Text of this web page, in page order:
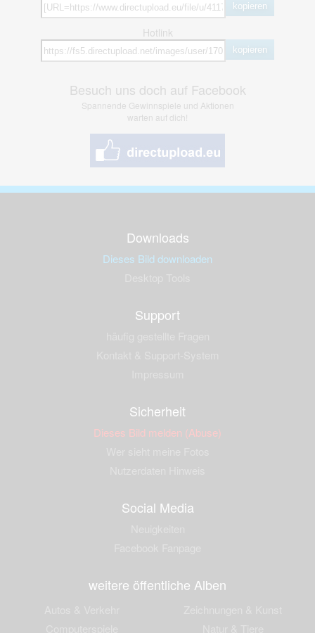
kopieren
Hotlink
kopieren
Besuch uns doch auf Facebook
Spannende Gewinnspiele und Aktionen
warten auf dich!
Downloads
Dieses Bild downloaden
Support
Sicherheit
Dieses Bild melden (Abuse)
Social Media
weitere öffentliche Alben